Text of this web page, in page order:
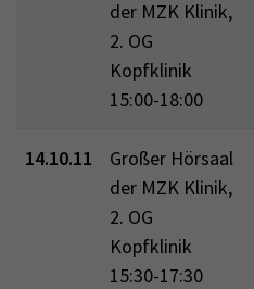
der MZK Klinik,
2. OG
Kopfklinik
15:00-18:00
14.10.11
Großer Hörsaal
der MZK Klinik,
2. OG
Kopfklinik
15:30-17:30